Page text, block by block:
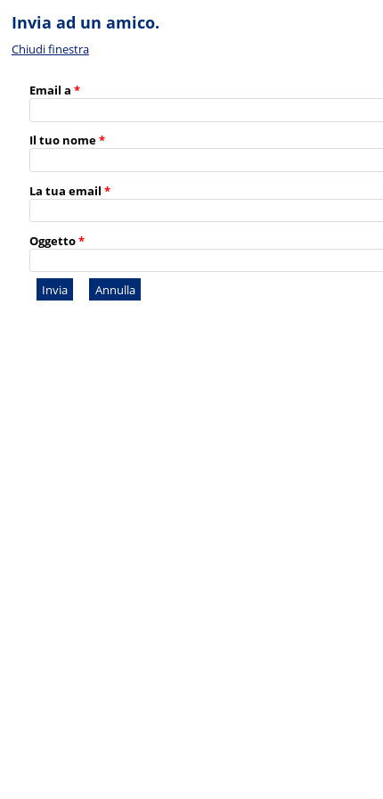
Invia ad un amico.
Chiudi finestra
Email a *
Il tuo nome*
La tua email *
Oggetto*
Invia Annulla